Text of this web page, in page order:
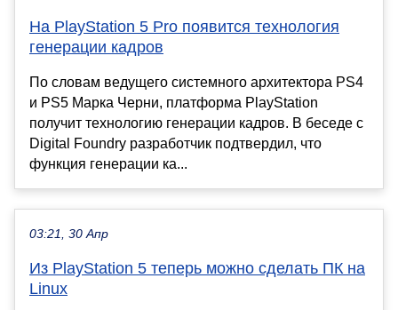
На PlayStation 5 Pro появится технология
генерации кадров
По словам ведущего системного архитектора PS4
и PS5 Марка Черни, платформа PlayStation
получит технологию генерации кадров. В беседе с
Digital Foundry разработчик подтвердил, что
функция генерации ка...
03:21, 30 Апр
Из PlayStation 5 теперь можно сделать ПК на
Linux